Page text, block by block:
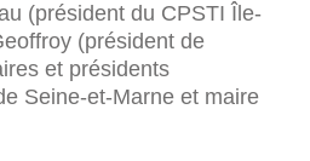
(président du CPSTI Île-
(président de
et présidents
Seine-et-Marne et maire